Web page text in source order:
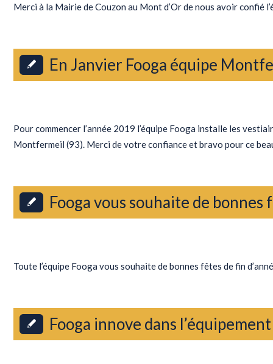
Merci à la Mairie de Couzon au Mont d’Or de nous avoir confié
En Janvier Fooga équipe
Pour commencer l’année 2019 l’équipe Fooga installe les
Montfermeil (93). Merci de votre confiance et bravo pour ce
Fooga vous souhaite de bonnes
Toute l’équipe Fooga vous souhaite de bonnes fêtes de fin
Fooga innove dans